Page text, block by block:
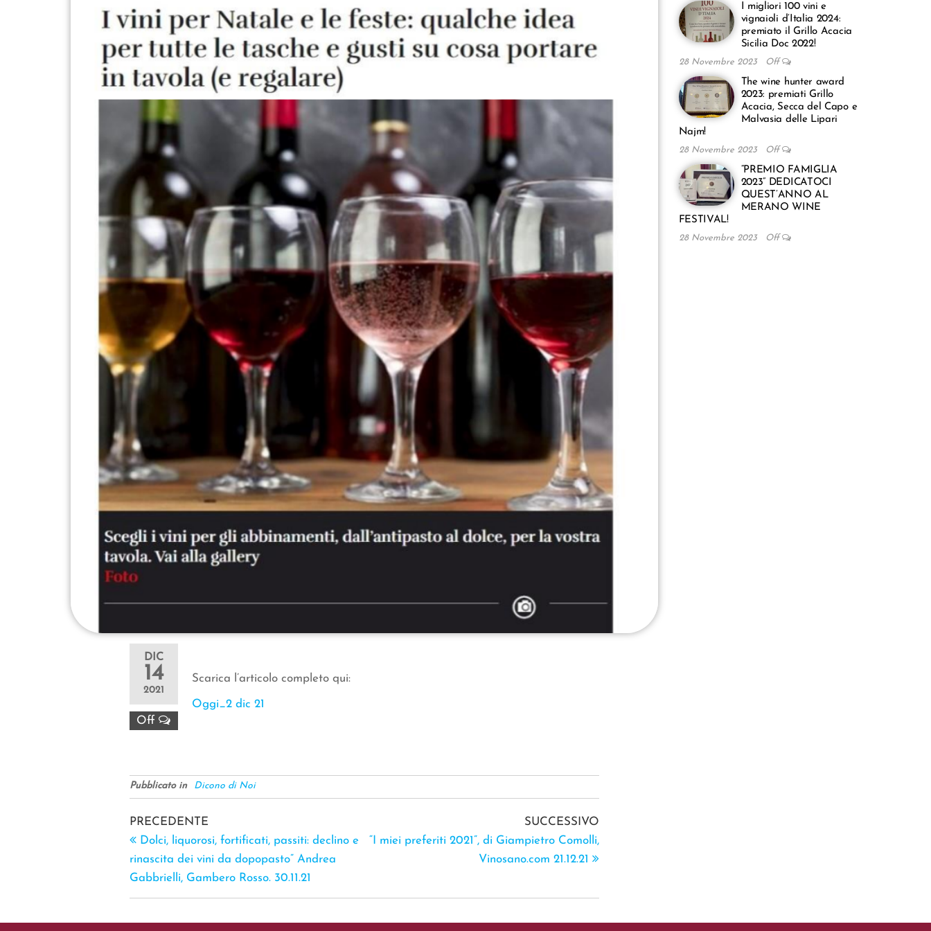
DIC
14
2021
Off
Scarica l’articolo completo qui:
Oggi_2 dic 21
Pubblicato in Dicono di Noi
PRECEDENTE
Dolci, liquorosi, fortificati, passiti: declino e
rinascita dei vini da dopopasto” Andrea
Gabbrielli, Gambero Rosso. 30.11.21
SUCCESSIVO
“I miei preferiti 2021”, di Giampietro Comolli,
Vinosano.com 21.12.21
I migliori 100 vini e
vignaioli d’Italia 2024:
premiato il Grillo Acacia
Sicilia Doc 2022!
28 Novembre 2023 Off
The wine hunter award
2023: premiati Grillo
Acacia, Secca del Capo e
Malvasia delle Lipari
Najm!
28 Novembre 2023 Off
“PREMIO FAMIGLIA
2023” DEDICATOCI
QUEST’ANNO AL
MERANO WINE
FESTIVAL!
28 Novembre 2023 Off